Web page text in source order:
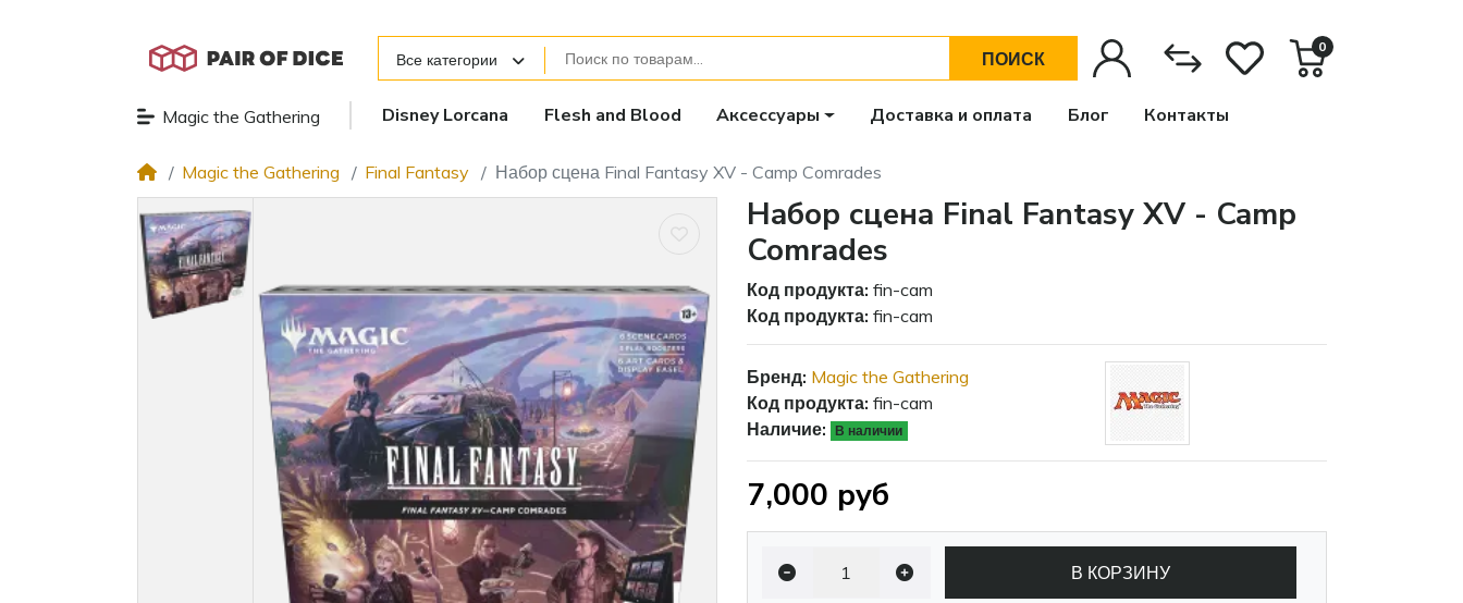
Все категории ПОИСК
0
Magic the Gathering Disney Lorcana Flesh and Blood Аксессуары Доставка и оплата Блог Контакты
Magic the Gathering Final Fantasy Набор сцена Final Fantasy XV - Camp Comrades
Набор сцена Final Fantasy XV - Camp
Comrades
Код продукта: fin-cam
Код продукта: fin-cam
Бренд: Magic the Gathering
Код продукта: fin-cam
Наличие:
В наличии
7,000 руб
В КОРЗИНУ